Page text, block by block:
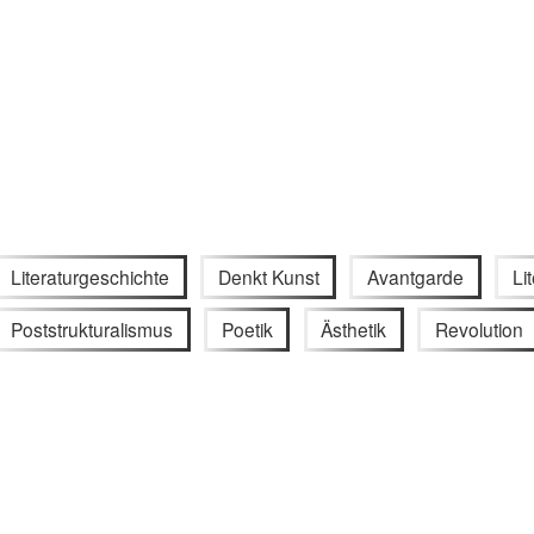
Literaturgeschichte Denkt Kunst Avantgarde
Poststrukturalismus Poetik Ästhetik Revolution